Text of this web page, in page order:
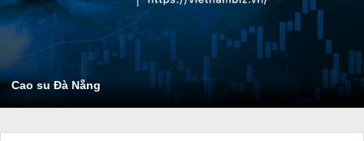
Cao su Đà Nẵng